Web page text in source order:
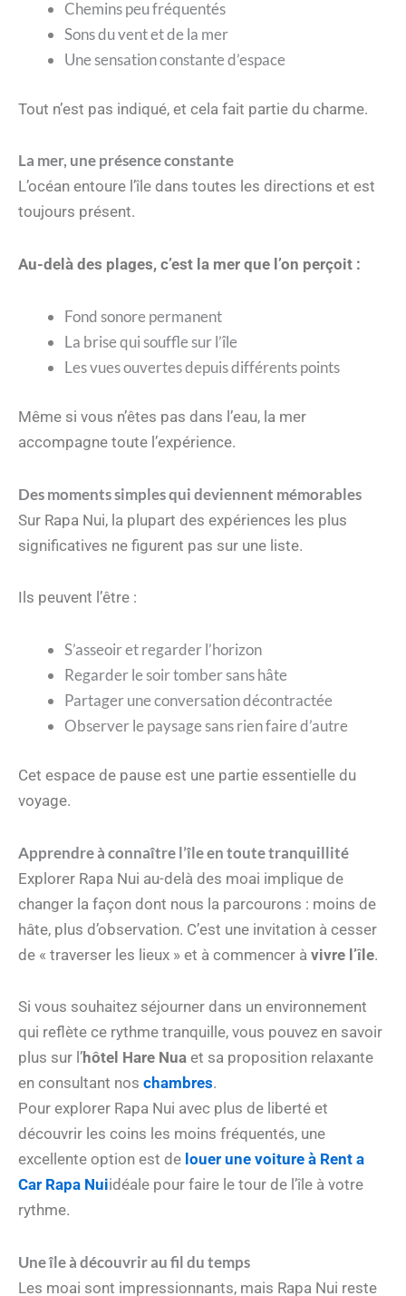
Chemins peu fréquentés
Sons du vent et de la mer
Une sensation constante d’espace
Tout n’est pas indiqué, et cela fait partie du charme.
La mer, une présence constante
L’océan entoure l’île dans toutes les directions et est
toujours présent.
Au-delà des plages, c’est la mer que l’on perçoit :
Fond sonore permanent
La brise qui souffle sur l’île
Les vues ouvertes depuis différents points
Même si vous n’êtes pas dans l’eau, la mer
accompagne toute l’expérience.
Des moments simples qui deviennent mémorables
Sur Rapa Nui, la plupart des expériences les plus
significatives ne figurent pas sur une liste.
Ils peuvent l’être :
S’asseoir et regarder l’horizon
Regarder le soir tomber sans hâte
Partager une conversation décontractée
Observer le paysage sans rien faire d’autre
Cet espace de pause est une partie essentielle du
voyage.
Apprendre à connaître l’île en toute tranquillité
Explorer Rapa Nui au-delà des moai implique de
changer la façon dont nous la parcourons : moins de
hâte, plus d’observation. C’est une invitation à cesser
de « traverser les lieux » et à commencer à vivre l’île.
Si vous souhaitez séjourner dans un environnement
qui reflète ce rythme tranquille, vous pouvez en savoir
plus sur l’hôtel Hare Nua et sa proposition relaxante
en consultant nos chambres.
Pour explorer Rapa Nui avec plus de liberté et
découvrir les coins les moins fréquentés, une
excellente option est de louer une voiture à Rent a
Car Rapa Nuiidéale pour faire le tour de l’île à votre
rythme.
Une île à découvrir au fil du temps
Les moai sont impressionnants, mais Rapa Nui reste